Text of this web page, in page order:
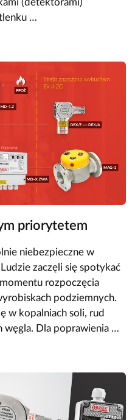
…
priorytetem
niebezpieczne w
zaczęli się spotykać
rozpoczęcia
podziemnych.
w kopalniach soli, rud
węgla. Dla poprawienia …